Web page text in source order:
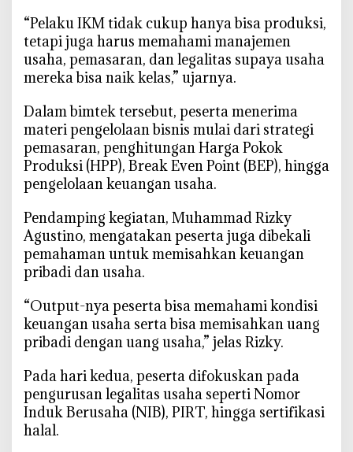
,
P
e
l
k
u
U
s
a
a
D
i
k
a
l
L
e
g
‎“Pelaku IKM tidak cukup hanya bisa produksi,
tetapi juga harus memahami manajemen
usaha, pemasaran, dan legalitas supaya usaha
mereka bisa naik kelas,” ujarnya.
‎Dalam bimtek tersebut, peserta menerima
materi pengelolaan bisnis mulai dari strategi
pemasaran, penghitungan Harga Pokok
Produksi (HPP), Break Even Point (BEP), hingga
pengelolaan keuangan usaha.
‎Pendamping kegiatan, Muhammad Rizky
Agustino, mengatakan peserta juga dibekali
pemahaman untuk memisahkan keuangan
pribadi dan usaha.
‎“Output-nya peserta bisa memahami kondisi
keuangan usaha serta bisa memisahkan uang
pribadi dengan uang usaha,” jelas Rizky.
‎Pada hari kedua, peserta difokuskan pada
pengurusan legalitas usaha seperti Nomor
Induk Berusaha (NIB), PIRT, hingga sertifikasi
halal.